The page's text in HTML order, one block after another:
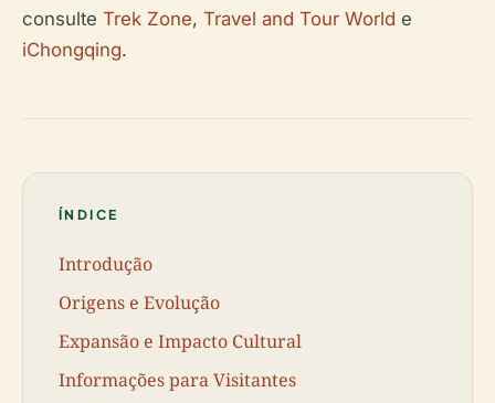
consulte Trek Zone, Travel and Tour World e
iChongqing.
ÍNDICE
Introdução
Origens e Evolução
Expansão e Impacto Cultural
Informações para Visitantes